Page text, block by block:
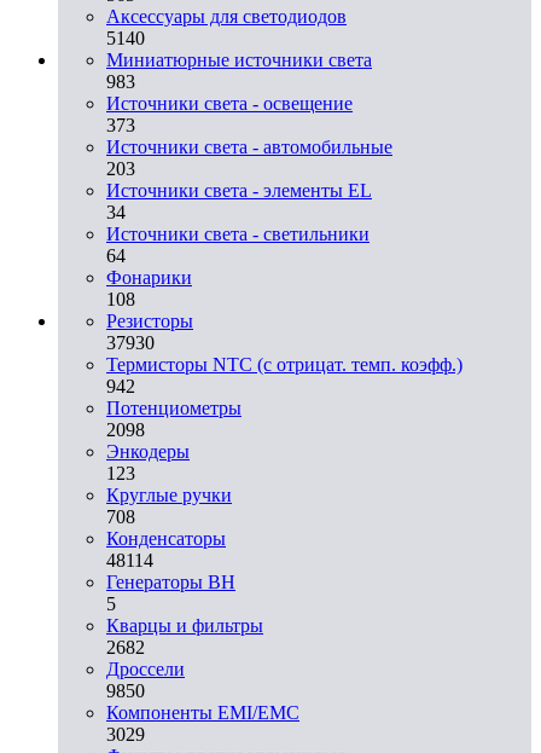
Аксессуары для светодиодов
5140
Миниатюрные источники света
983
Источники света - освещение
373
Источники света - автомобильные
203
Источники света - элементы EL
34
Источники света - светильники
64
Фонарики
108
Резисторы
37930
Термисторы NTC (с отрицат. темп. коэфф.)
942
Потенциометры
2098
Энкодеры
123
Круглые ручки
708
Конденсаторы
48114
Генераторы ВН
5
Кварцы и фильтры
2682
Дроссели
9850
Компоненты EMI/EMC
3029